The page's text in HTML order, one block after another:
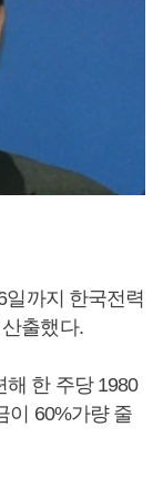
일까지 한국전력
출했다.
해 한 주당 1980
이 60%가량 줄